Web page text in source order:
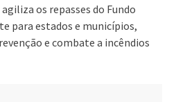
os repasses do Fundo
para estados e municípios,
e combate a incêndios